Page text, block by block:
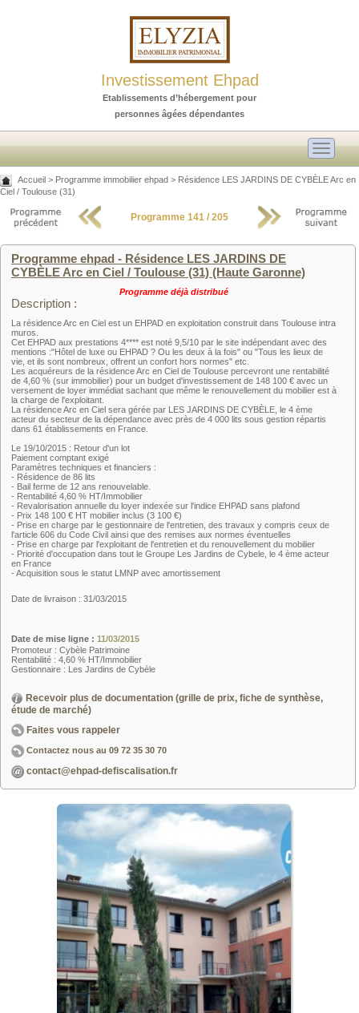
Investissement Ehpad
Etablissements d’hébergement pour
personnes âgées dépendantes
Toggle
Accueil > Programme immobilier ehpad > Résidence LES JARDINS DE CYBÈLE Arc en
Ciel / Toulouse (31)
Programme 141 / 205
Programme ehpad - Résidence LES JARDINS DE
CYBÈLE Arc en Ciel / Toulouse (31) (Haute Garonne)
Programme déjà distribué
Description :
La résidence Arc en Ciel est un EHPAD en exploitation construit dans Toulouse intra
muros.
Cet EHPAD aux prestations 4**** est noté 9,5/10 par le site indépendant avec des
mentions :"Hôtel de luxe ou EHPAD ? Ou les deux à la fois" ou "Tous les lieux de
vie, et ils sont nombreux, offrent un confort hors normes" etc.
Les acquéreurs de la résidence Arc en Ciel de Toulouse percevront une rentabilité
de 4,60 % (sur immobilier) pour un budget d'investissement de 148 100 € avec un
versement de loyer immédiat sachant que même le renouvellement du mobilier est à
la charge de l'exploitant.
La résidence Arc en Ciel sera gérée par LES JARDINS DE CYBÈLE, le 4 ème
acteur du secteur de la dépendance avec près de 4 000 lits sous gestion répartis
dans 61 établissements en France.
Le 19/10/2015 : Retour d'un lot
Paiement comptant exigé
Paramètres techniques et financiers :
- Résidence de 86 lits
- Bail ferme de 12 ans renouvelable.
- Rentabilité 4,60 % HT/Immobilier
- Revalorisation annuelle du loyer indexée sur l'indice EHPAD sans plafond
- Prix 148 100 € HT mobilier inclus (3 100 €)
- Prise en charge par le gestionnaire de l'entretien, des travaux y compris ceux de
l'article 606 du Code Civil ainsi que des remises aux normes éventuelles
- Prise en charge par l'exploitant de l'entretien et du renouvellement du mobilier
- Priorité d'occupation dans tout le Groupe Les Jardins de Cybele, le 4 ème acteur
en France
- Acquisition sous le statut LMNP avec amortissement
Date de livraison : 31/03/2015
Date de mise ligne : 11/03/2015
Promoteur : Cybèle Patrimoine
Rentabilité : 4,60 % HT/Immobilier
Gestionnaire : Les Jardins de Cybèle
Recevoir plus de documentation (grille de prix, fiche de synthèse,
étude de marché)
Faites vous rappeler
Contactez nous au 09 72 35 30 70
contact@ehpad-defiscalisation.fr